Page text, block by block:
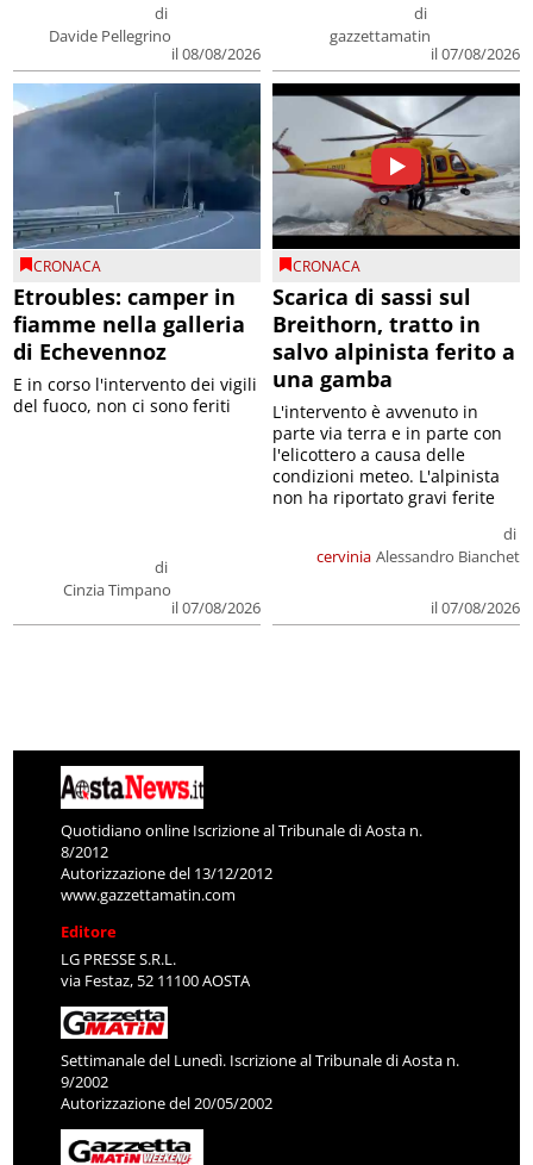
di
Davide Pellegrino
il 08/08/2026
di
gazzettamatin
il 07/08/2026
CRONACA
Etroubles: camper in
fiamme nella galleria
di Echevennoz
di
Cinzia Timpano
il 07/08/2026
E in corso l'intervento dei vigili
del fuoco, non ci sono feriti
CRONACA
Scarica di sassi sul
Breithorn, tratto in
salvo alpinista ferito a
una gamba
cervinia
di
Alessandro Bianchet
il 07/08/2026
L'intervento è avvenuto in
parte via terra e in parte con
l'elicottero a causa delle
condizioni meteo. L'alpinista
non ha riportato gravi ferite
Quotidiano online Iscrizione al Tribunale di Aosta n.
8/2012
Autorizzazione del 13/12/2012
www.gazzettamatin.com
Editore
LG PRESSE S.R.L.
via Festaz, 52 11100 AOSTA
Settimanale del Lunedì. Iscrizione al Tribunale di Aosta n.
9/2002
Autorizzazione del 20/05/2002